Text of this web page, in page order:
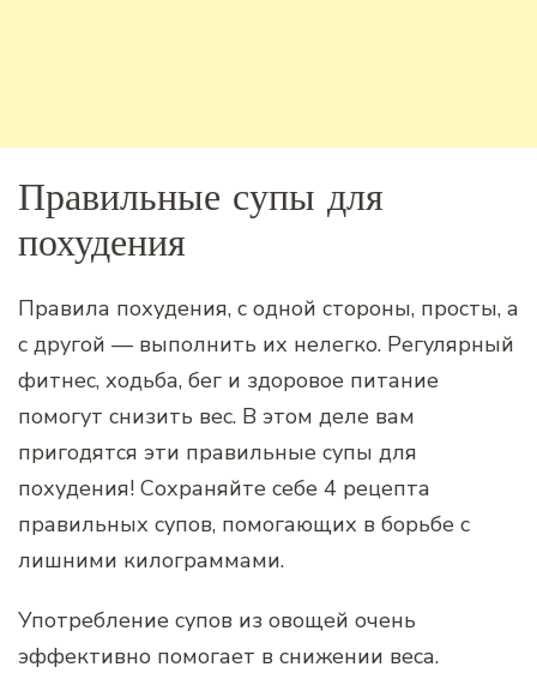
Правильные супы для
похудения
Правила похудения, с одной стороны, просты, а
с другой — выполнить их нелегко. Регулярный
фитнес, ходьба, бег и здоровое питание
помогут снизить вес. В этом деле вам
пригодятся эти правильные супы для
похудения! Сохраняйте себе 4 рецепта
правильных супов, помогающих в борьбе с
лишними килограммами.
Употребление супов из овощей очень
эффективно помогает в снижении веса.